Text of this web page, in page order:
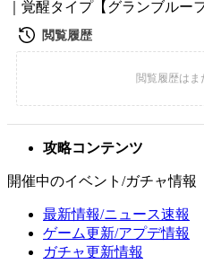
｜覚醒タイプ【グランブルー
攻略コンテンツ
開催中のイベント/ガチャ情報
最新情報/ニュース速報
ゲーム更新/アプデ情報
ガチャ更新情報